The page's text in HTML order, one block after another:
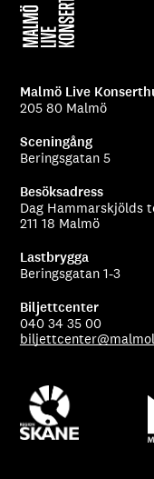
Malmö Live
205 80 Malmö
Sceningång
Beringsgatan 5
Besöksadress
Dag Hammarskjölds
211 18 Malmö
Lastbrygga
Beringsgatan 1-3
Biljettcenter
040 34 35 00